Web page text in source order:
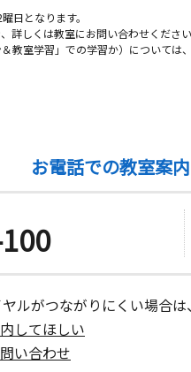
日となります。
しくは教室にお問い合わせくださ
室学習」での学習か）については
お電話での教室案内
ルがつながりにくい場合
してほしい
い合わせ